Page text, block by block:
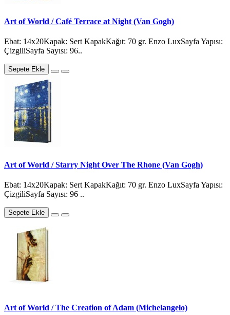
Art of World / Café Terrace at Night (Van Gogh)
Ebat: 14x20Kapak: Sert KapakKağıt: 70 gr. Enzo LuxSayfa Yapısı:
ÇizgiliSayfa Sayısı: 96..
Sepete Ekle
Art of World / Starry Night Over The Rhone (Van Gogh)
Ebat: 14x20Kapak: Sert KapakKağıt: 70 gr. Enzo LuxSayfa Yapısı:
ÇizgiliSayfa Sayısı: 96 ..
Sepete Ekle
Art of World / The Creation of Adam (Michelangelo)